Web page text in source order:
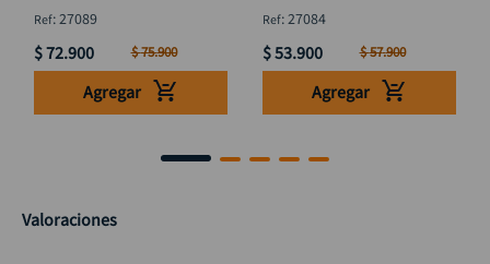
:27089
$72.900 $75.900
Agregar
:27084
$53.900 $57.900
Agregar
Valoraciones